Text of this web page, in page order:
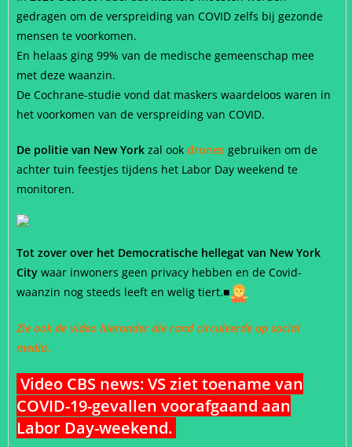
gedragen om de verspreiding van COVID zelfs bij gezonde
mensen te voorkomen.
En helaas ging 99% van de medische gemeenschap mee
met deze waanzin.
De Cochrane-studie vond dat maskers waardeloos waren in
het voorkomen van de verspreiding van COVID.
De politie van New York zal ook drones gebruiken om de
achter tuin feestjes tijdens het Labor Day weekend te
monitoren.
Tot zover over het Democratische hellegat van New York
City waar inwoners geen privacy hebben en de Covid-
waanzin nog steeds leeft en welig tiert.■
Zie ook de video hieronder die rond circuleerde op social
media.
Video CBS news: VS ziet toename van
COVID-19-gevallen voorafgaand aan
Labor Day-weekend.